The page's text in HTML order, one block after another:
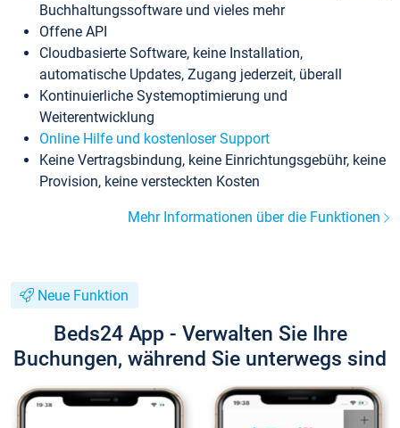
Buchhaltungssoftware und vieles mehr
Offene API
Cloudbasierte Software, keine Installation,
automatische Updates, Zugang jederzeit, überall
Kontinuierliche Systemoptimierung und
Weiterentwicklung
Online Hilfe und kostenloser Support
Keine Vertragsbindung, keine Einrichtungsgebühr, keine
Provision, keine versteckten Kosten
Mehr Informationen über die Funktionen
Neue Funktion
Beds24 App - Verwalten Sie Ihre
Buchungen, während Sie unterwegs sind